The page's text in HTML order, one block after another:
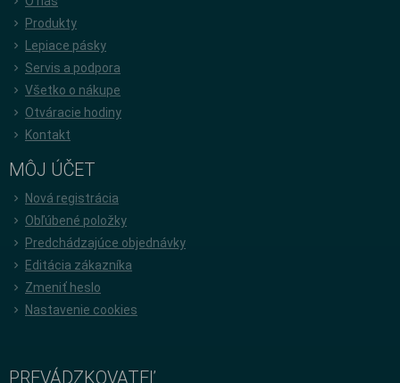
Produkty
Lepiace pásky
Servis a podpora
Všetko o nákupe
Otváracie hodiny
Kontakt
MÔJ ÚČET
Nová registrácia
Obľúbené položky
Predchádzajúce objednávky
Editácia zákazníka
Zmeniť heslo
Nastavenie cookies
PREVÁDZKOVATEĽ